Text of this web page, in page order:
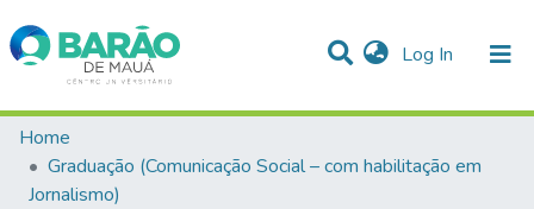
Log In (current)
Communities & Collections
Statistics
Home
Graduação (Comunicação Social – com habilitação em
Jornalismo)